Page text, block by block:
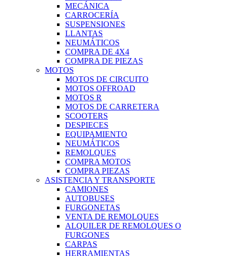
MECÁNICA
CARROCERÍA
SUSPENSIONES
LLANTAS
NEUMÁTICOS
COMPRA DE 4X4
COMPRA DE PIEZAS
MOTOS
MOTOS DE CIRCUITO
MOTOS OFFROAD
MOTOS R
MOTOS DE CARRETERA
SCOOTERS
DESPIECES
EQUIPAMIENTO
NEUMÁTICOS
REMOLQUES
COMPRA MOTOS
COMPRA PIEZAS
ASISTENCIA Y TRANSPORTE
CAMIONES
AUTOBUSES
FURGONETAS
VENTA DE REMOLQUES
ALQUILER DE REMOLQUES O
FURGONES
CARPAS
HERRAMIENTAS